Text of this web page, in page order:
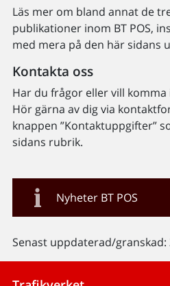
Läs mer om bland annat de
publikationer inom BT POS,
med mera på den här sidans
Kontakta oss
Har du frågor eller vill komma
Hör gärna av dig via
knappen ”Kontaktuppgifter”
sidans rubrik.
Nyheter BT POS
Senast uppdaterad/granskad: